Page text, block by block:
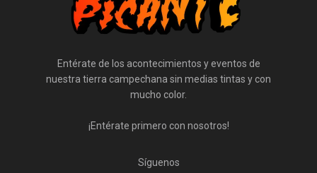
Entérate de los acontecimientos y eventos de
nuestra tierra campechana sin medias tintas y con
mucho color.
¡Entérate primero con nosotros!
Síguenos